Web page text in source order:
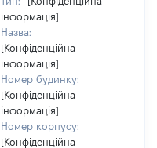
інформація]
Назва:
[Конфіденційна
інформація]
Номер будинку:
[Конфіденційна
інформація]
Номер корпусу:
[Конфіденційна